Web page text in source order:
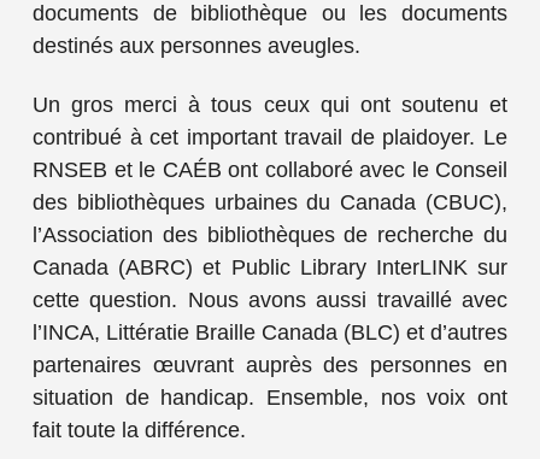
documents de bibliothèque ou les documents
destinés aux personnes aveugles.
Un gros merci à tous ceux qui ont soutenu et
contribué à cet important travail de plaidoyer. Le
RNSEB et le CAÉB ont collaboré avec le Conseil
des bibliothèques urbaines du Canada (CBUC),
l’Association des bibliothèques de recherche du
Canada (ABRC) et Public Library InterLINK sur
cette question. Nous avons aussi travaillé avec
l’INCA, Littératie Braille Canada (BLC) et d’autres
partenaires œuvrant auprès des personnes en
situation de handicap. Ensemble, nos voix ont
fait toute la différence.